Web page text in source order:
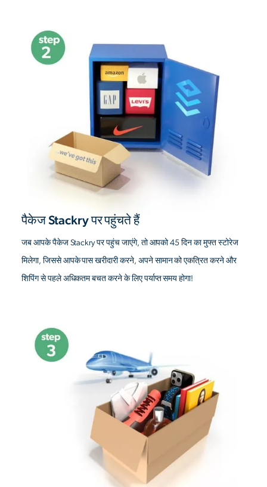
पैकेज Stackry पर पहुंचते हैं
जब आपके पैकेज Stackry पर पहुंच जाएंगे, तो आपको 45 दिन का मुफ्त स्टोरेज
मिलेगा, जिससे आपके पास खरीदारी करने, अपने सामान को एकत्रित करने और
शिपिंग से पहले अधिकतम बचत करने के लिए पर्याप्त समय होगा!